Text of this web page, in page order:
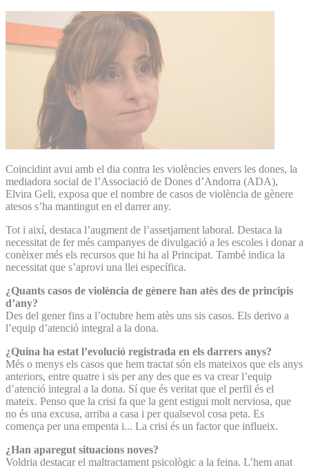
Coincidint avui amb el dia contra les violències envers les dones, la
mediadora social de l’Associació de Dones d’Andorra (ADA),
Elvira Geli, exposa que el nombre de casos de violència de gènere
atesos s’ha mantingut en el darrer any.
Tot i així, destaca l’augment de l’assetjament laboral. Destaca la
necessitat de fer més campanyes de divulgació a les escoles i donar a
conèixer més els recursos que hi ha al Principat. També indica la
necessitat que s’aprovi una llei específica.
¿Quants casos de violència de gènere han atès des de principis
d’any?
Des del gener fins a l’octubre hem atès uns sis casos. Els derivo a
l’equip d’atenció integral a la dona.
¿Quina ha estat l’evolució registrada en els darrers anys?
Més o menys els casos que hem tractat són els mateixos que els anys
anteriors, entre quatre i sis per any des que es va crear l’equip
d’atenció integral a la dona. Sí que és veritat que el perfil és el
mateix. Penso que la crisi fa que la gent estigui molt nerviosa, que
no és una excusa, arriba a casa i per qualsevol cosa peta. Es
comença per una empenta i... La crisi és un factor que influeix.
¿Han aparegut situacions noves?
Voldria destacar el maltractament psicològic a la feina. L’hem anat